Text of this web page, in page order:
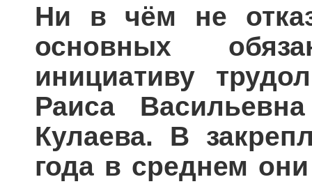
Ни в чём не
основных
инициативу
Раиса
Кулаева. В
года в среднем